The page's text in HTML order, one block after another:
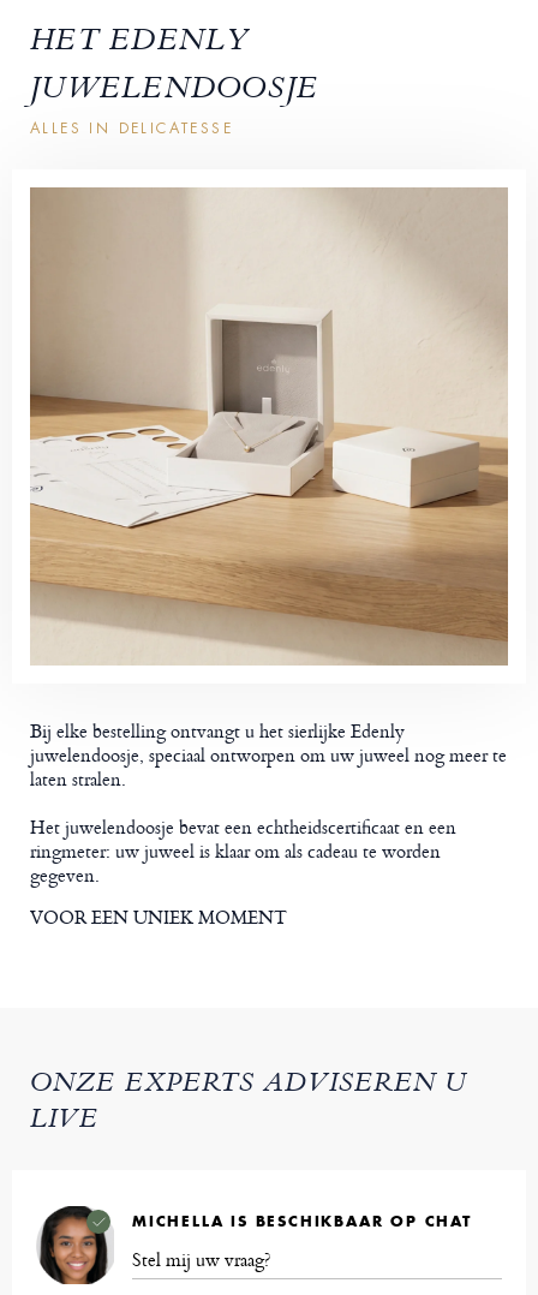
HET EDENLY
JUWELENDOOSJE
ALLES IN DELICATESSE
Bij elke bestelling ontvangt u het sierlijke Edenly
juwelendoosje, speciaal ontworpen om uw juweel nog meer te
laten stralen.
Het juwelendoosje bevat een echtheidscertificaat en een
ringmeter: uw juweel is klaar om als cadeau te worden
gegeven.
VOOR EEN UNIEK MOMENT
ONZE EXPERTS ADVISEREN U
LIVE
MICHELLA IS BESCHIKBAAR OP CHAT
Stel mij uw vraag?